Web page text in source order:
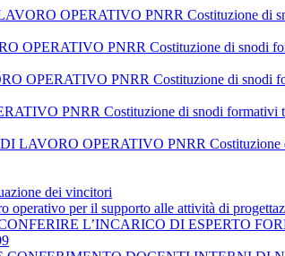
OPERATIVO PNRR Costituzione di
PNRR Costituzione di snodi
PNRR Costituzione di snodi
PNRR Costituzione di snodi formativi
OPERATIVO PNRR Costituzione
dei vincitori
operativo per il supporto alle attività di
L’INCARICO DI ESPERTO